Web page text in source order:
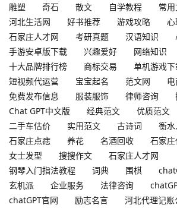
雕塑
奇石 散文 自学教程
常
河北生活网
好书推荐 游戏攻略
石家庄人才网
考研真题 汉语知识
手游安卓版下载
兴趣爱好
网络知识
十大品牌排行榜
商标交易
单机游戏
短视频代运营
宝宝起名 范文网
免费发布信息
服装服饰 律师咨询
Chat GPT中文版
经典范文 优质范文
二手车估价
实用范文 古诗词
衡
石家庄点痣
养花 名酒回收
石家
女士发型
搜搜作文
石家庄人才网
钢琴入门指法教程
词典 围棋
玄机派
企业服务 法律咨询
chatGPT官网
励志名言 河北代理记账